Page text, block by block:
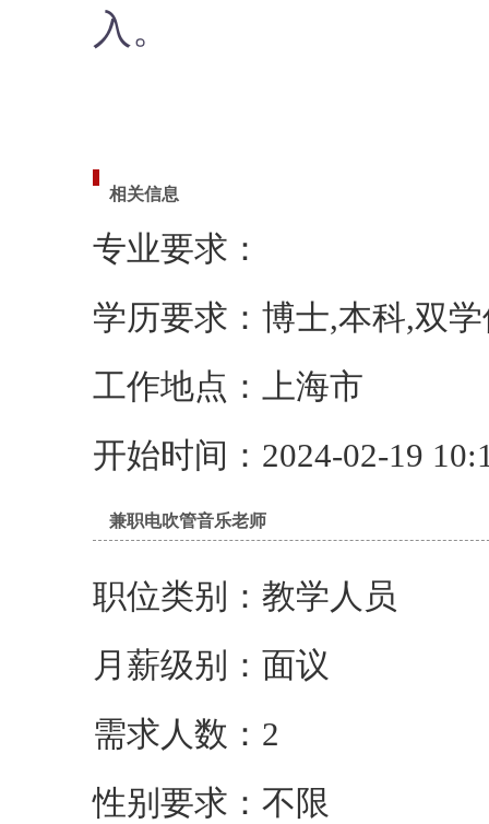
入。
相关信息
专业要求：
学历要求：博士,本科,双
工作地点：上海市
开始时间：2024-02-19
兼职电吹管音乐老师
职位类别：教学人员
月薪级别：面议
需求人数：2
性别要求：不限